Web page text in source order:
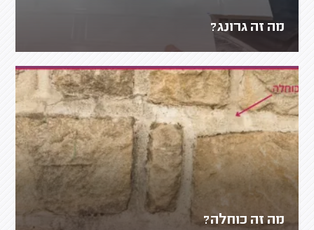
מה זה גרונג?
מה זה כוחלה?